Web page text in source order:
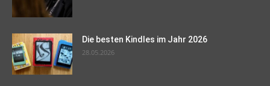
Die besten Kindles im Jahr 2026
28.05.2026